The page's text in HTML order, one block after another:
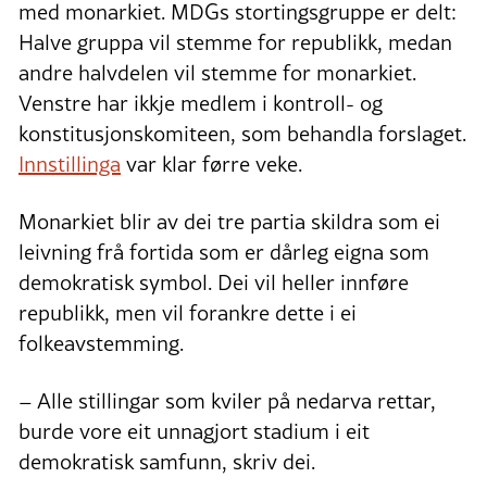
med monarkiet. MDGs stortingsgruppe er delt:
Halve gruppa vil stemme for republikk, medan
andre halvdelen vil stemme for monarkiet.
Venstre har ikkje medlem i kontroll- og
konstitusjonskomiteen, som behandla forslaget.
Innstillinga var klar førre veke.
Monarkiet blir av dei tre partia skildra som ei
leivning frå fortida som er dårleg eigna som
demokratisk symbol. Dei vil heller innføre
republikk, men vil forankre dette i ei
folkeavstemming.
– Alle stillingar som kviler på nedarva rettar,
burde vore eit unnagjort stadium i eit
demokratisk samfunn, skriv dei.